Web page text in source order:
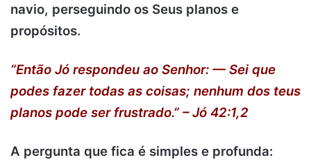
navio, perseguindo os Seus planos e
propósitos.
“Então Jó respondeu ao Senhor: — Sei que
podes fazer todas as coisas; nenhum dos teus
planos pode ser frustrado.” – Jó 42:1,2
A pergunta que fica é simples e profunda: